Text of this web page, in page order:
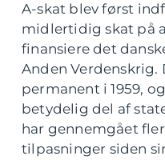
A-skat blev først
midlertidig skat på
finansiere det
Anden Verdenskrig.
permanent i 1959,
betydelig del af
har gennemgået
tilpasninger siden